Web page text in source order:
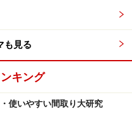
も見る
キング
使いやすい間取り大研究